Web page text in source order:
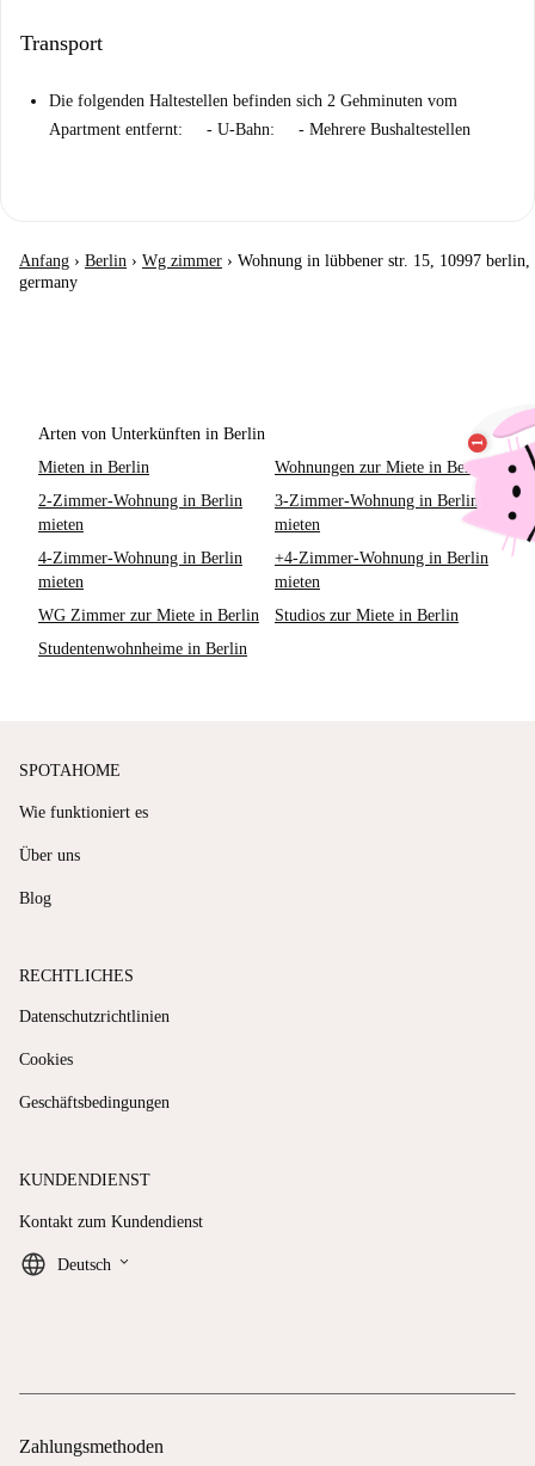
Transport
Die folgenden Haltestellen befinden sich 2 Gehminuten vom
Apartment entfernt: - U-Bahn: - Mehrere Bushaltestellen
Anfang › Berlin › Wg zimmer › Wohnung in lübbener str. 15, 10997 berlin,
germany
Arten von Unterkünften in Berlin
Mieten in Berlin
Wohnungen zur Miete in Berlin
2-Zimmer-Wohnung in Berlin
mieten
3-Zimmer-Wohnung in Berlin
mieten
4-Zimmer-Wohnung in Berlin
mieten
+4-Zimmer-Wohnung in Berlin
mieten
WG Zimmer zur Miete in Berlin
Studios zur Miete in Berlin
Studentenwohnheime in Berlin
SPOTAHOME
Wie funktioniert es
Über uns
Blog
RECHTLICHES
Datenschutzrichtlinien
Cookies
Geschäftsbedingungen
KUNDENDIENST
Kontakt zum Kundendienst
Deutsch keyboard_arrow_down
Zahlungsmethoden